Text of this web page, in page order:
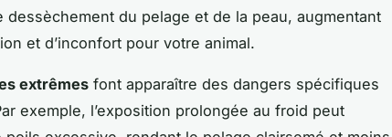
du pelage et de la peau, augmentant
et d’inconfort pour votre animal.
extrêmes font apparaître des dangers spécifiques
exemple, l’exposition prolongée au froid peut